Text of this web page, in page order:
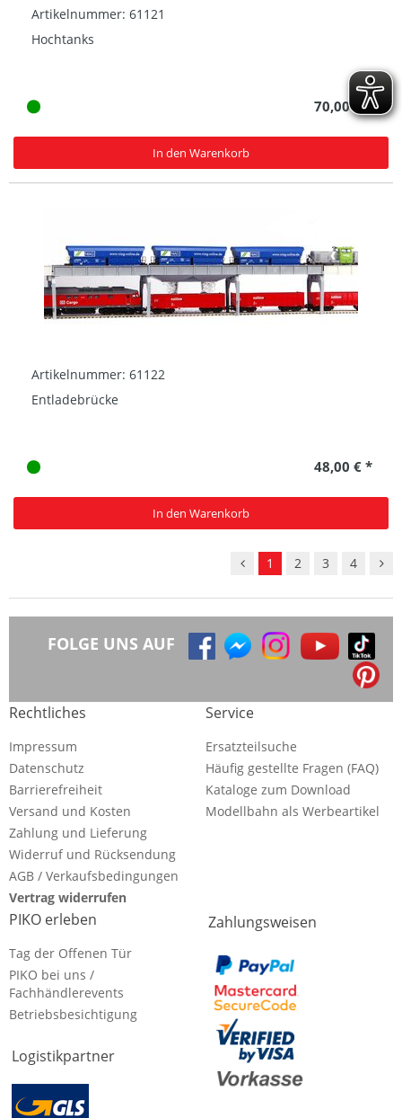
Artikelnummer: 61121
Hochtanks
70,00 € *
In den Warenkorb
Artikelnummer: 61122
Entladebrücke
48,00 € *
In den Warenkorb
1 2 3 4
FOLGE UNS AUF
Rechtliches
Impressum
Datenschutz
Barrierefreiheit
Versand und Kosten
Zahlung und Lieferung
Widerruf und Rücksendung
AGB / Verkaufsbedingungen
Vertrag widerrufen
Service
Ersatzteilsuche
Häufig gestellte Fragen (FAQ)
Kataloge zum Download
Modellbahn als Werbeartikel
PIKO erleben
Tag der Offenen Tür
PIKO bei uns /
Fachhändlerevents
Betriebsbesichtigung
Logistikpartner
Zahlungsweisen